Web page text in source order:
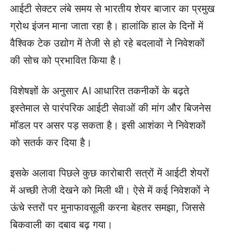
आईटी सेक्टर लंबे समय से भारतीय शेयर बाजार का प्रमुख
ग्रोथ इंजन माना जाता रहा है। हालांकि हाल के दिनों में
वैश्विक टेक उद्योग में तेजी से हो रहे बदलावों ने निवेशकों
की सोच को प्रभावित किया है।
विशेषज्ञों के अनुसार AI आधारित तकनीकों के बढ़ते
इस्तेमाल से पारंपरिक आईटी सेवाओं की मांग और बिजनेस
मॉडल पर असर पड़ सकता है। इसी आशंका ने निवेशकों
को सतर्क कर दिया है।
इसके अलावा पिछले कुछ कारोबारी सत्रों में आईटी शेयरों
में अच्छी तेजी देखने को मिली थी। ऐसे में कई निवेशकों ने
ऊंचे स्तरों पर मुनाफावसूली करना बेहतर समझा, जिससे
बिकवाली का दबाव बढ़ गया।